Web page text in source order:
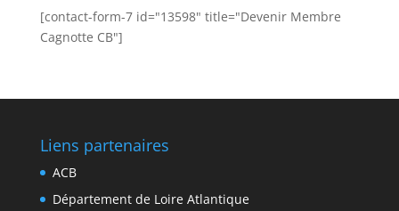
[contact-form-7 id="13598" title="Devenir Membre
Cagnotte CB"]
Liens partenaires
ACB
Département de Loire Atlantique